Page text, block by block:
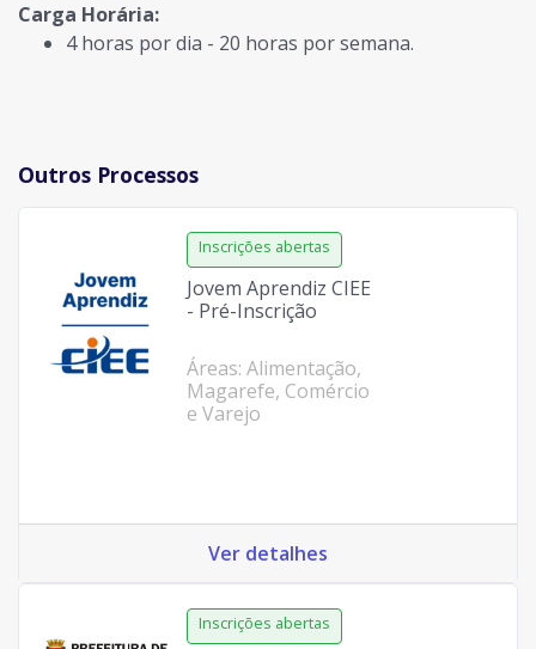
Carga Horária:
4 horas por dia - 20 horas por semana.
Outros Processos
Jovem Aprendiz CIEE
- Pré-Inscrição
Áreas: Alimentação,
Magarefe, Comércio
e Varejo
Ver detalhes